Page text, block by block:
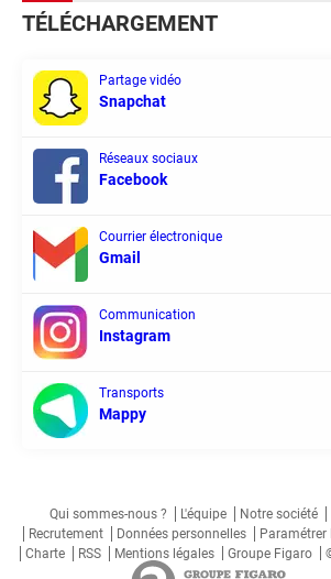
TÉLÉCHARGEMENT
Partage vidéo
Snapchat
Réseaux sociaux
Facebook
Courrier électronique
Gmail
Communication
Instagram
Transports
Mappy
Qui sommes-nous ? L'équipe Notre société
Recrutement
Données personnelles Paramétrer
Charte
RSS Mentions légales Groupe Figaro